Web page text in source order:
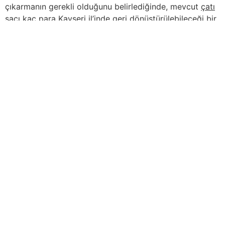
çıkarmanın gerekli olduğunu belirlediğinde, mevcut çatı
sacı kaç para Kayseri il’inde geri dönüştürülebileceği bir